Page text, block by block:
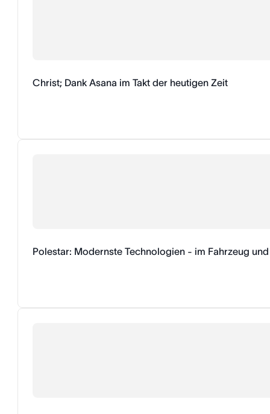
Christ; Dank Asana im Takt der heutigen Zeit
Polestar: Modernste Technologien - im Fahrzeug